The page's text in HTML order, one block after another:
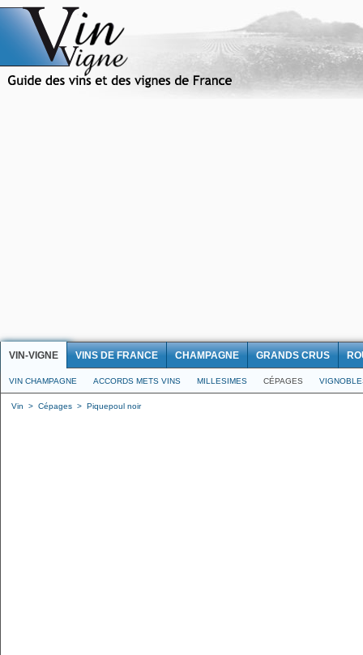
VIN-VIGNE VINS DE FRANCE CHAMPAGNE GRANDS CRUS
VIN CHAMPAGNE ACCORDS METS VINS MILLESIMES CÉPAGES
Vin > Cépages > Piquepoul noir